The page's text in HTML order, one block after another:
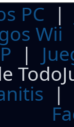
PC
Wii
|
|